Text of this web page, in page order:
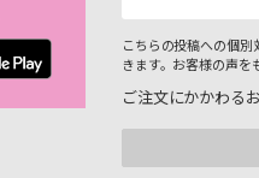
こちらの投稿への個
きます。お客様の声を
ご注文にかかわる